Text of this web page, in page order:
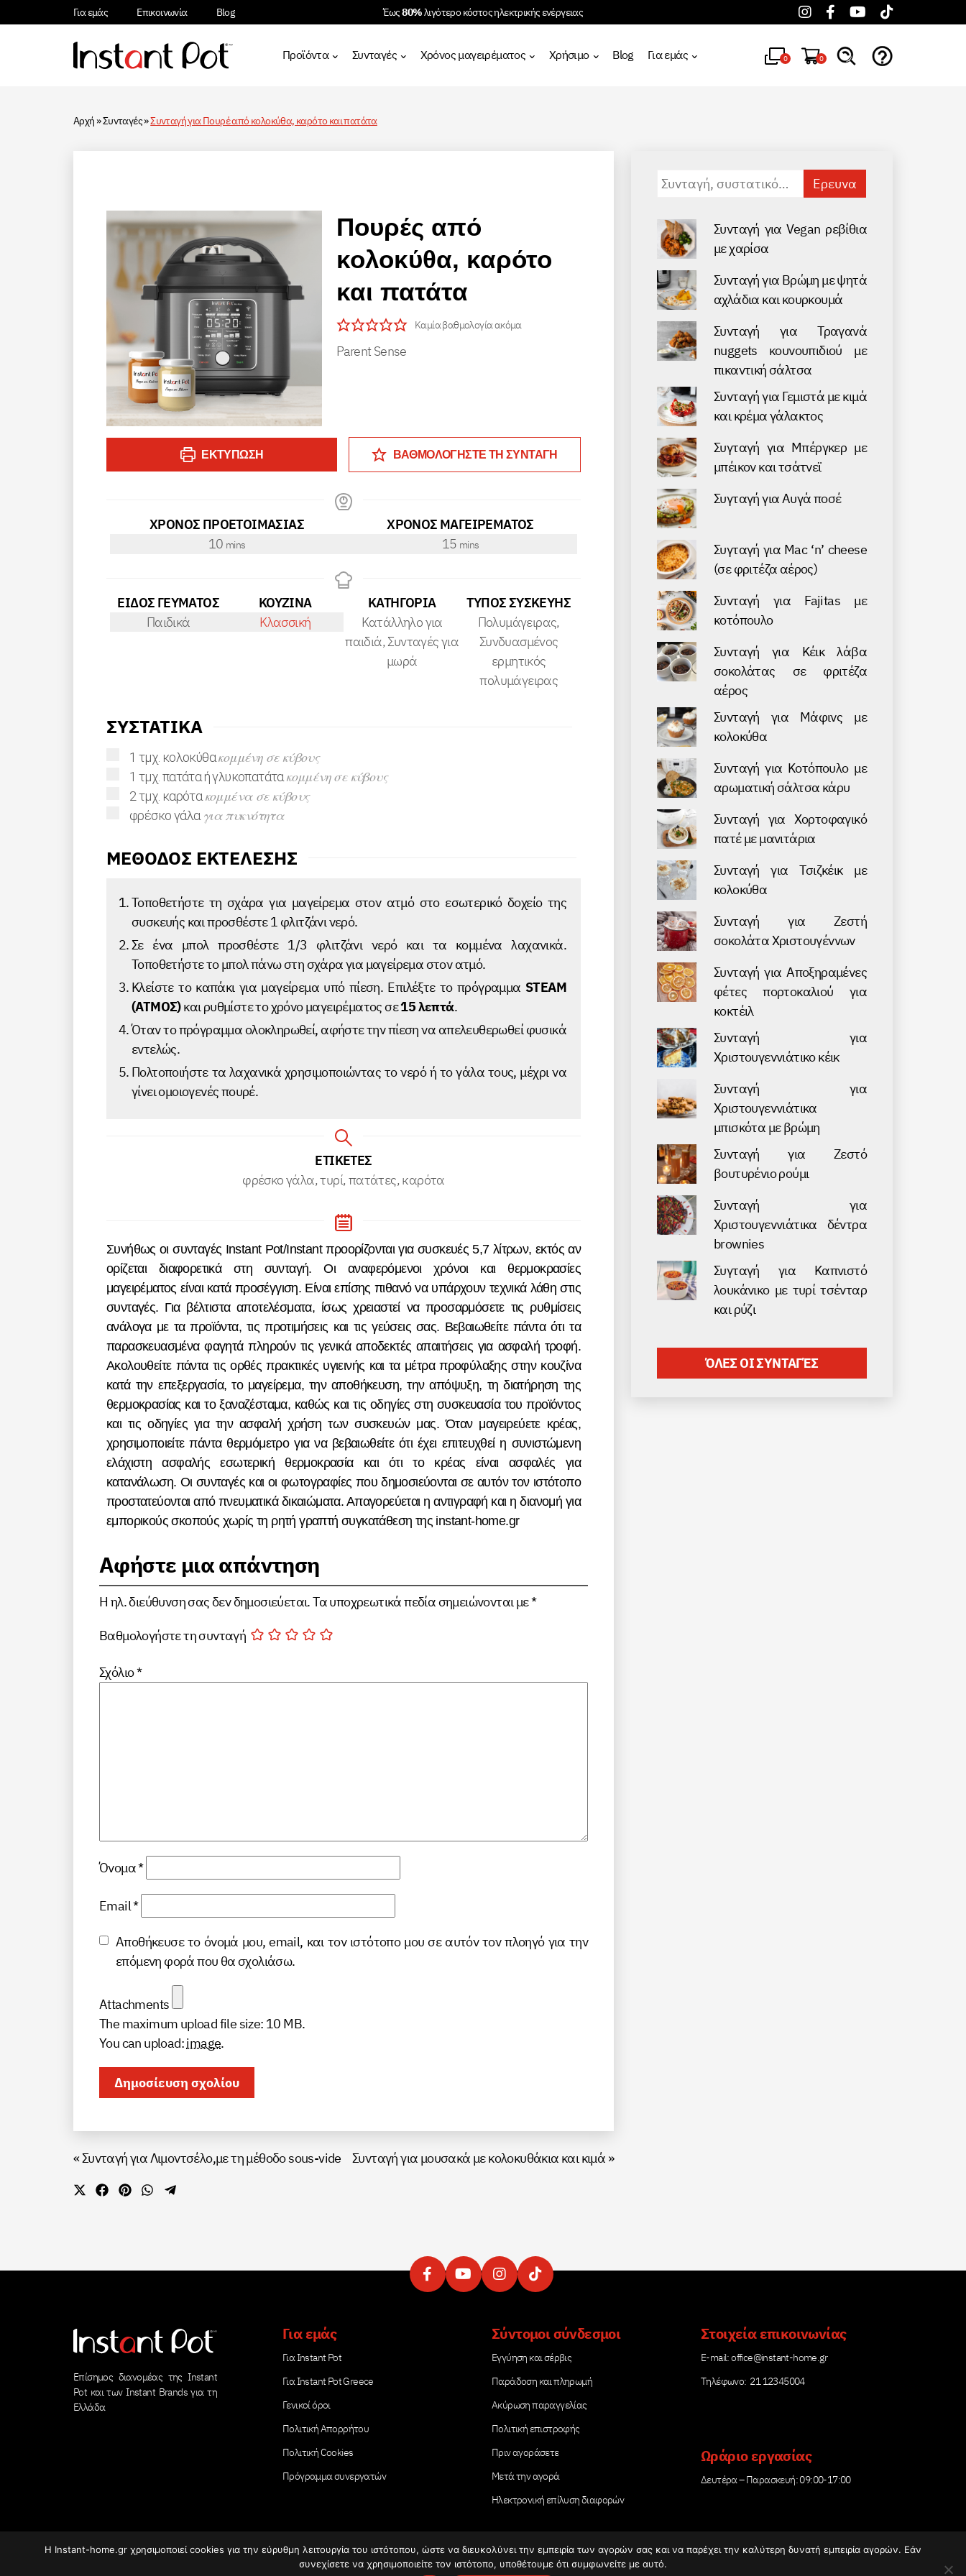
Για εμάς Επικοινωνία Blog Έως80%λιγότερο κόστος ηλεκτρικής ενέργειας
Προϊόντα Συνταγές Χρόνος μαγειρέματος Χρήσιμο Blog Για εμάς 0 0
Αρχή»Συνταγές»Συνταγή για Πουρέ από κολοκύθα, καρότο και πατάτα
Πουρές από
κολοκύθα, καρότο
και πατάτα
Καμία βαθμολογία ακόμα
Parent Sense
ΕΚΤΎΠΩΣΗ ΒΑΘΜΟΛΟΓΗΣΤΕ ΤΗ ΣΥΝΤΑΓΗ
ΧΡΟΝΟΣ ΠΡΟΕΤΟΙΜΑΣΙΑΣ
10minutes
mins
ΧΡΟΝΟΣ ΜΑΓΕΙΡΕΜΑΤΟΣ
15minutes
mins
ΕΙΔΟΣ ΓΕΥΜΑΤΟΣ
Παιδικά
ΚΟΥΖΙΝΑ
Κλασσική
ΚΑΤΗΓΟΡΊΑ
Κατάλληλο για
παιδιά, Συνταγές για
μωρά
ΤΎΠΟΣ ΣΥΣΚΕΥΉΣ
Πολυμάγειρας,
Συνδυασμένος
ερμητικός
πολυμάγειρας
ΣΥΣΤΑΤΙΚΑ
▢
1 τμχ. κολοκύθακομμένη σε κύβους
▢
1 τμχ. πατάτα ή γλυκοπατάτα κομμένη σε κύβους
▢
2τμχ. καρότα κομμένα σε κύβους
▢
φρέσκο γάλα για πυκνότητα
ΜΕΘΟΔΟΣ ΕΚΤΕΛΕΣΗΣ
Τοποθετήστε τη σχάρα για μαγείρεμα στον ατμό στο εσωτερικό δοχείο της
συσκευής και προσθέστε 1 φλιτζάνι νερό.
Σε ένα μπολ προσθέστε 1/3 φλιτζάνι νερό και τα κομμένα λαχανικά.
Τοποθετήστε το μπολ πάνω στη σχάρα για μαγείρεμα στον ατμό.
Κλείστε το καπάκι για μαγείρεμα υπό πίεση. Επιλέξτε το πρόγραμμα STEAM
(ΑΤΜΟΣ)και ρυθμίστε το χρόνο μαγειρέματος σε15 λεπτά.
Όταν το πρόγραμμα ολοκληρωθεί, αφήστε την πίεση να απελευθερωθεί φυσικά
εντελώς.
Πολτοποιήστε τα λαχανικά χρησιμοποιώντας το νερό ή το γάλα τους, μέχρι να
γίνει ομοιογενές πουρέ.
ΕΤΙΚΕΤΕΣ
φρέσκο γάλα, τυρί, πατάτες, кαρότα
Συνήθως οι συνταγές Instant Pot/Instant προορίζονται για συσκευές 5,7 λίτρων, εκτός αν
ορίζεται διαφορετικά στη συνταγή. Οι αναφερόμενοι χρόνοι και θερμοκρασίες
μαγειρέματος είναι κατά προσέγγιση. Είναι επίσης πιθανό να υπάρχουν τεχνικά λάθη στις
συνταγές. Για βέλτιστα αποτελέσματα, ίσως χρειαστεί να προσαρμόσετε τις ρυθμίσεις
ανάλογα με τα προϊόντα, τις προτιμήσεις και τις γεύσεις σας. Βεβαιωθείτε πάντα ότι τα
παρασκευασμένα φαγητά πληρούν τις γενικά αποδεκτές απαιτήσεις για ασφαλή τροφή.
Ακολουθείτε πάντα τις ορθές πρακτικές υγιεινής και τα μέτρα προφύλαξης στην κουζίνα
κατά την επεξεργασία, το μαγείρεμα, την αποθήκευση, την απόψυξη, τη διατήρηση της
θερμοκρασίας και το ξαναζέσταμα, καθώς και τις οδηγίες στη συσκευασία του προϊόντος
και τις οδηγίες για την ασφαλή χρήση των συσκευών μας. Όταν μαγειρεύετε κρέας,
χρησιμοποιείτε πάντα θερμόμετρο για να βεβαιωθείτε ότι έχει επιτευχθεί η συνιστώμενη
ελάχιστη ασφαλής εσωτερική θερμοκρασία και ότι το κρέας είναι ασφαλές για
κατανάλωση. Οι συνταγές και οι φωτογραφίες που δημοσιεύονται σε αυτόν τον ιστότοπο
προστατεύονται από πνευματικά δικαιώματα. Απαγορεύεται η αντιγραφή και η διανομή για
εμπορικούς σκοπούς χωρίς τη ρητή γραπτή συγκατάθεση της instant-home.gr
Αφήστε μια απάντηση
Η ηλ. διεύθυνση σας δεν δημοσιεύεται.Τα υποχρεωτικά πεδία σημειώνονται με*
Βαθμολογήστε τη συνταγή
Σχόλιο*
Όνομα*
Email*
Αποθήκευσε το όνομά μου, email, και τον ιστότοπο μου σε αυτόν τον πλοηγό για την
επόμενη φορά που θα σχολιάσω.
Attachments
The maximum upload file size: 10 MB.
You can upload:image.
«Συνταγή για Λιμοντσέλο,με τη μέθοδο sous-vide Συνταγή για μουσακά με κολοκυθάκια και κιμά »
ShareShareShareShareShare
Αναζήτηση
Συνταγή για Vegan ρεβίθια
με χαρίσα
Συνταγή για Βρώμη με ψητά
αχλάδια και κουρκουμά
Συνταγή για Τραγανά
nuggets κουνουπιδιού με
πικαντική σάλτσα
Συνταγή για Γεμιστά με κιμά
και κρέμα γάλακτος
Συγταγή για Μπέργκερ με
μπέικον και τσάτνεϊ
Συγταγή για Αυγά ποσέ
Συγταγή για Mac ‘n’ cheese
(σε φριτέζα αέρος)
Συνταγή για Fajitas με
κοτόπουλο
Συνταγή για Κέικ λάβα
σοκολάτας σε φριτέζα
αέρος
Συνταγή για Μάφινς με
κολοκύθα
Συνταγή για Kοτόπουλο με
αρωματική σάλτσα κάρυ
Συνταγή για Хορτοφαγικό
πατέ με μανιτάρια
Συνταγή για Τσιζκέικ με
κολοκύθα
Συνταγή για Ζεστή
σοκολάτα Χριστουγέννων
Συνταγή για Аποξηραμένες
φέτες πορτοκαλιού για
κοκτέιλ
Συνταγή για
Χριστουγεννιάτικο κέικ
Συνταγή για
Χριστουγεννιάτικα
μπισκότα με βρώμη
Συνταγή για Ζεστό
βουτυρένιο ρούμι
Συνταγή για
Χριστουγεννιάτικα δέντρα
brownies
Συγταγή για Καπνιστό
λουκάνικο με τυρί τσένταρ
και ρύζι
ΌΛΕΣ ΟΙ ΣΥΝΤΑΓΈΣ
Επίσημος διανομέας της Instant
Pot και των Instant Brands για τη
Ελλάδα
Για εμάς
Για Instant Pot
Για Instant Pot Greece
Γενικοί όροι
Πολιτική Απορρήτου
Πολιτική Cookies
Πρόγραμμα συνεργατών
Σύντομοι σύνδεσμοι
Εγγύηση και σέρβις
Παράδοση και πληρωμή
Ακύρωση παραγγελίας
Πολιτική επιστροφής
Πριν αγοράσετε
Μετά την αγορά
Ηλεκτρονική επίλυση διαφορών
Στοιχεία επικοινωνίας
Е-mail:office@instant-home.gr
Τηλέφωνο: 21 12345004
Ωράριο εργασίας
Δευτέρα – Παρασκευή: 09:00-17:00
Η Instant-home.gr χρησιμοποιεί cookies για την εύρυθμη λειτουργία του ιστότοπου, ώστε να διευκολύνει την εμπειρία των αγορών σας και να παρέχει την καλύτερη δυνατή εμπειρία αγορών. Εάν
συνεχίσετε να χρησιμοποιείτε τον ιστότοπο, υποθέτουμε ότι συμφωνείτε με αυτό.